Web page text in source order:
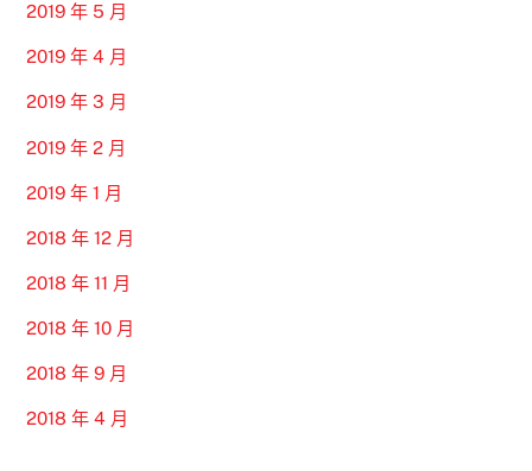
2019 年 5 月
2019 年 4 月
2019 年 3 月
2019 年 2 月
2019 年 1 月
2018 年 12 月
2018 年 11 月
2018 年 10 月
2018 年 9 月
2018 年 4 月